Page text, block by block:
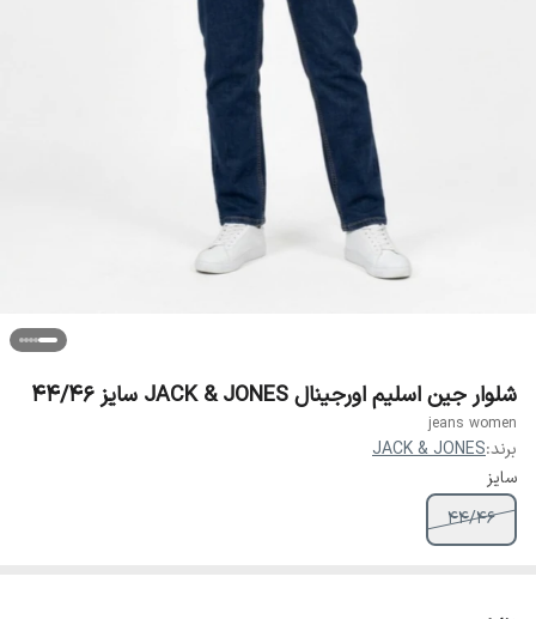
شلوار جین اسلیم اورجینال JACK & JONES سایز 44/46
jeans women
برند:JACK & JONES
سایز
44/46